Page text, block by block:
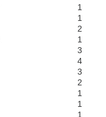
1
1
2
1
3
4
3
2
1
1
1